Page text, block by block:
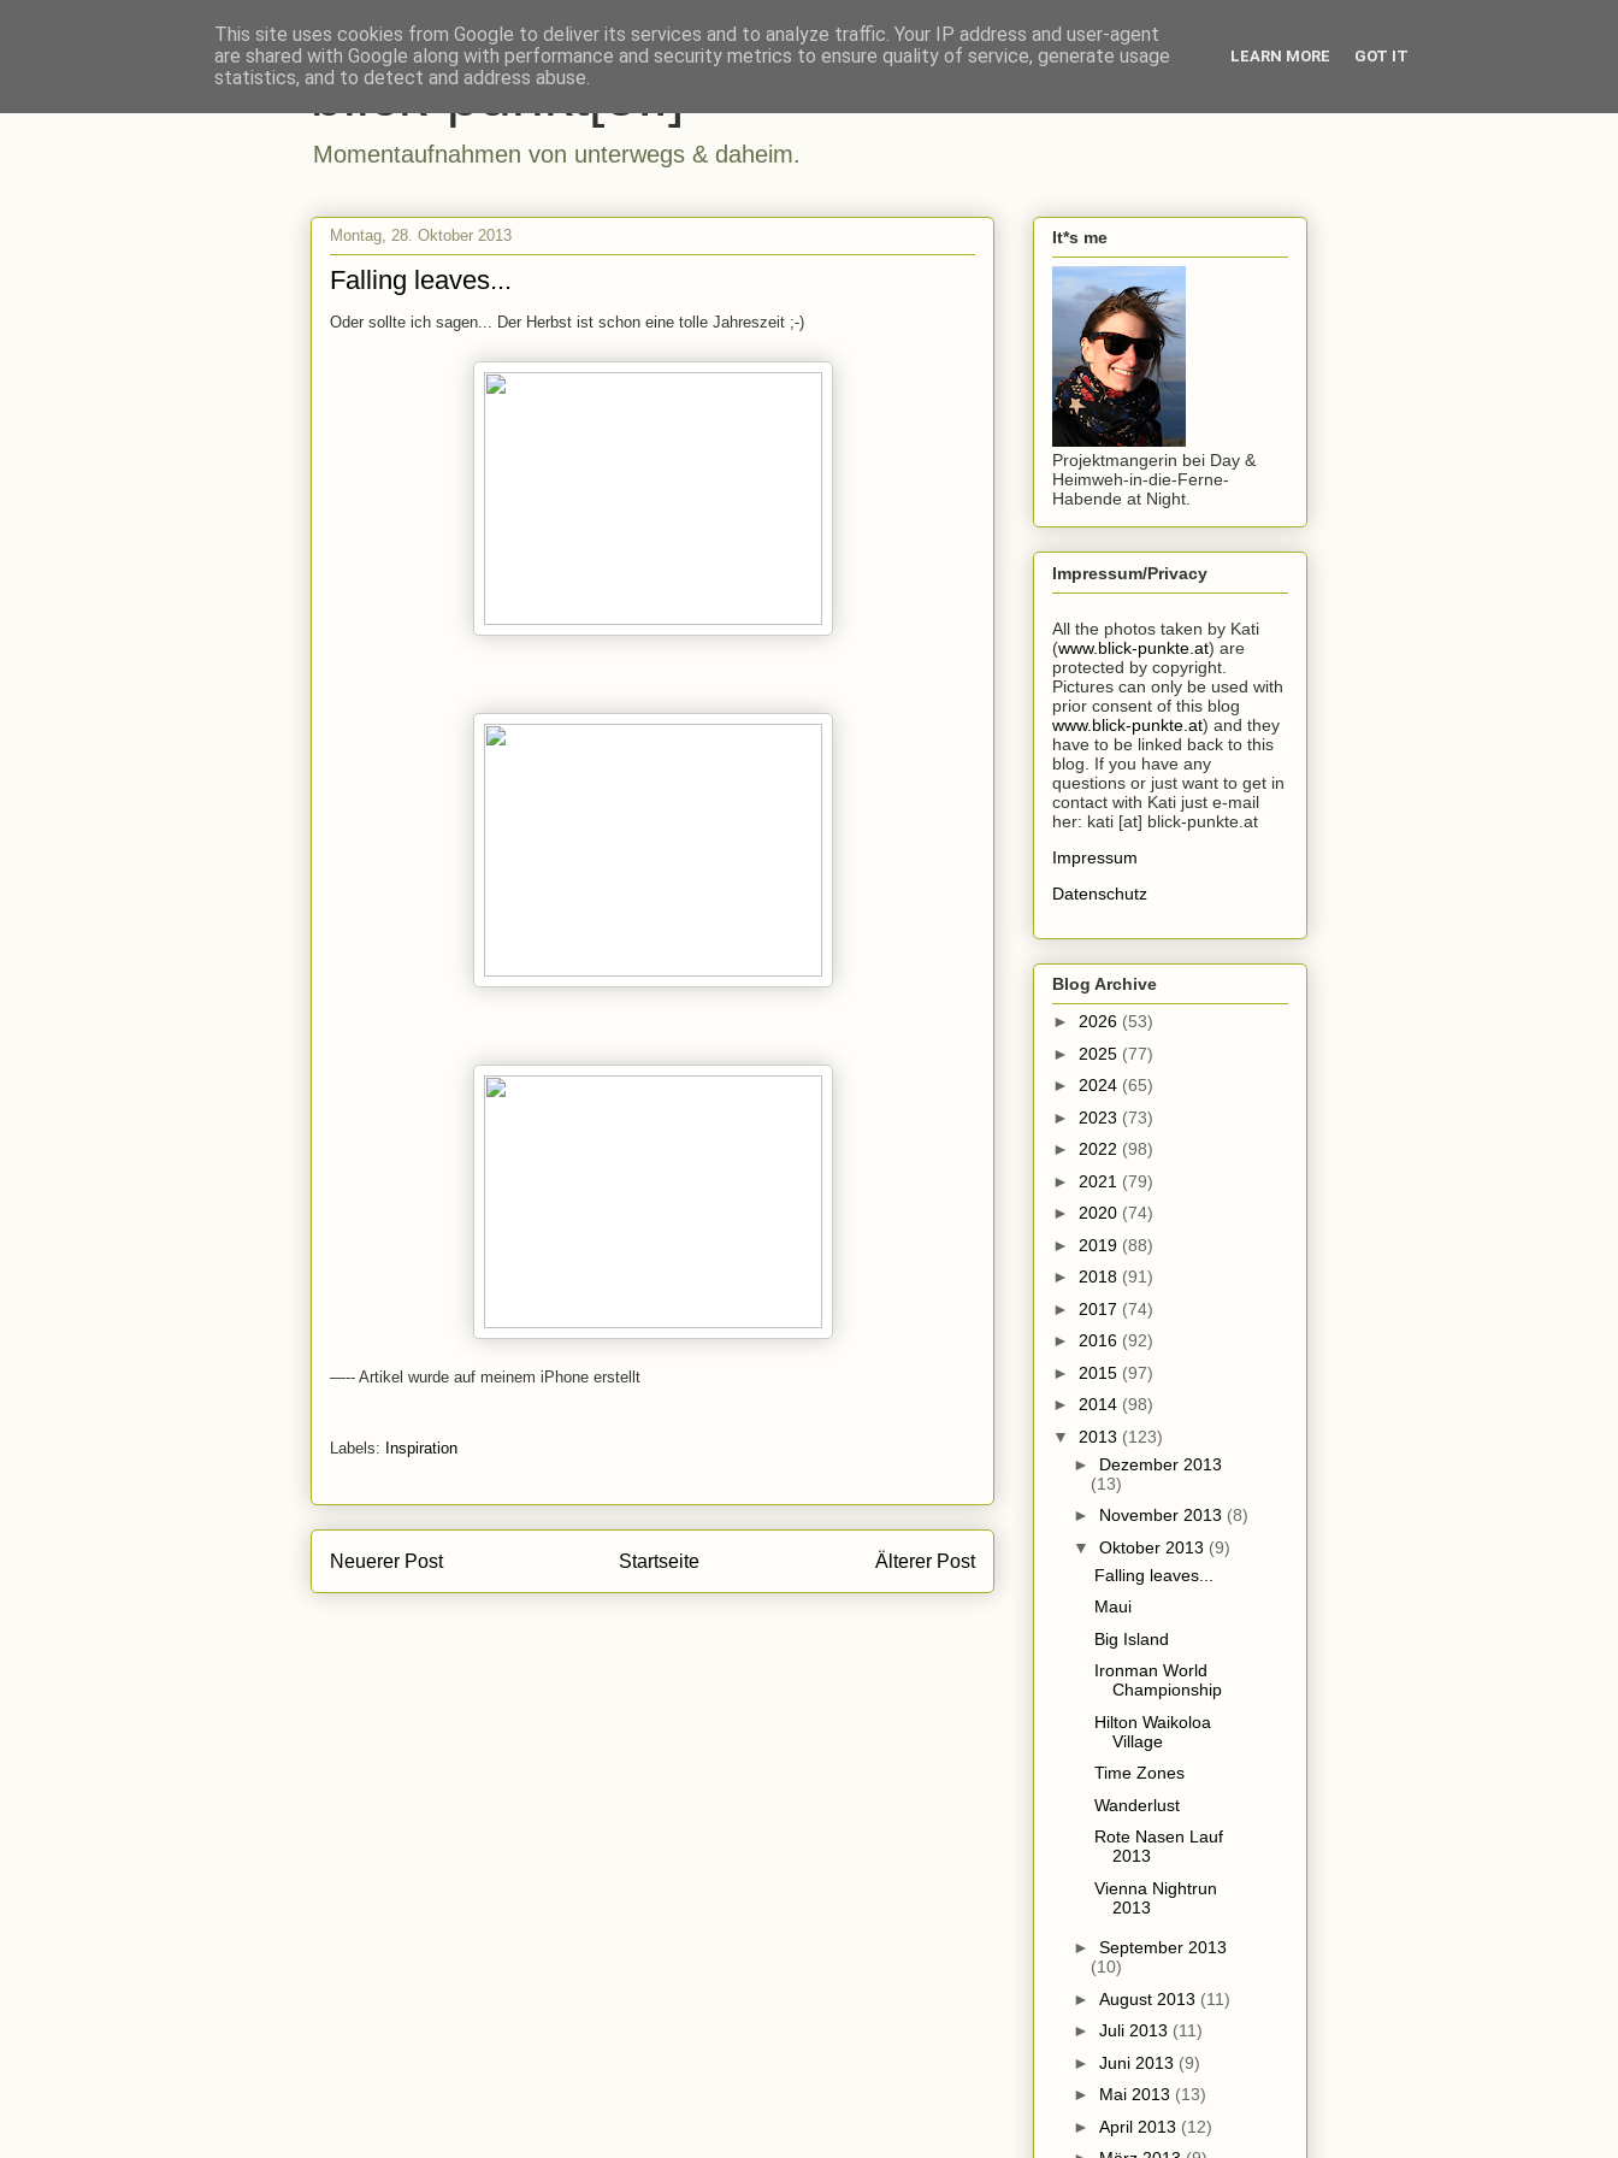
blick-punkt[e..]
Momentaufnahmen von unterwegs & daheim.
Montag, 28. Oktober 2013
Falling leaves...
Oder sollte ich sagen... Der Herbst ist schon eine tolle Jahreszeit ;-)
—-- Artikel wurde auf meinem iPhone erstellt
Labels: Inspiration
Neuerer Post Älterer Post
Startseite
It*s me
Projektmangerin bei Day &
Heimweh-in-die-Ferne-
Habende at Night.
Impressum/Privacy
All the photos taken by Kati
(www.blick-punkte.at) are
protected by copyright.
Pictures can only be used with
prior consent of this blog
www.blick-punkte.at) and they
have to be linked back to this
blog. If you have any
questions or just want to get in
contact with Kati just e-mail
her: kati [at] blick-punkte.at
Impressum
Datenschutz
Blog Archive
► 2026 (53)
► 2025 (77)
► 2024 (65)
► 2023 (73)
► 2022 (98)
► 2021 (79)
► 2020 (74)
► 2019 (88)
► 2018 (91)
► 2017 (74)
► 2016 (92)
► 2015 (97)
► 2014 (98)
▼ 2013 (123)
► Dezember 2013
(13)
► November 2013 (8)
▼ Oktober 2013 (9)
Falling leaves...
Maui
Big Island
Ironman World
Championship
Hilton Waikoloa
Village
Time Zones
Wanderlust
Rote Nasen Lauf
2013
Vienna Nightrun
2013
► September 2013
(10)
► August 2013 (11)
► Juli 2013 (11)
► Juni 2013 (9)
► Mai 2013 (13)
► April 2013 (12)
This site uses cookies from Google to deliver its services and to analyze traffic. Your IP address and user-agent
are shared with Google along with performance and security metrics to ensure quality of service, generate usage
statistics, and to detect and address abuse.
LEARN MORE GOT IT